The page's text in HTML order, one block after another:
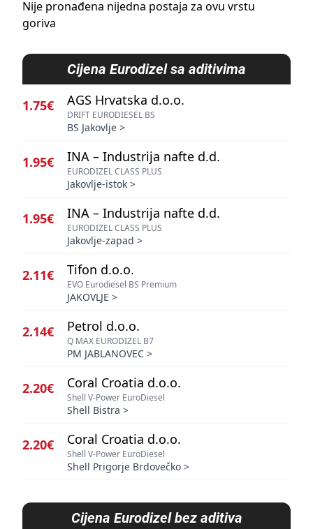
Nije pronađena nijedna postaja za ovu vrstu
goriva
Cijena Eurodizel sa aditivima
1.75€ AGS Hrvatska d.o.o.
DRIFT EURODIESEL BS
BS Jakovlje >
1.95€ INA – Industrija nafte d.d.
EURODIZEL CLASS PLUS
Jakovlje-istok >
1.95€ INA – Industrija nafte d.d.
EURODIZEL CLASS PLUS
Jakovlje-zapad >
2.11€ Tifon d.o.o.
EVO Eurodiesel BS Premium
JAKOVLJE >
2.14€ Petrol d.o.o.
Q MAX EURODIZEL B7
PM JABLANOVEC >
2.20€ Coral Croatia d.o.o.
Shell V-Power EuroDiesel
Shell Bistra >
2.20€ Coral Croatia d.o.o.
Shell V-Power EuroDiesel
Shell Prigorje Brdovečko >
Cijena Eurodizel bez aditiva